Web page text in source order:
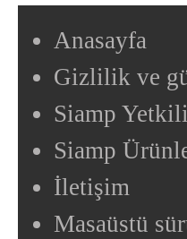
Anasayfa
Gizlilik ve
Siamp
Siamp
İletişim
Masaüstü